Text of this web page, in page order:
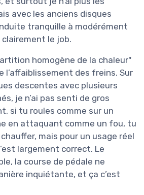
avec les anciens disques
tranquille à modérément
le job.
homogène de la chaleur"
l’affaiblissement des freins. Sur
descentes avec plusieurs
je n’ai pas senti de gros
si tu roules comme sur un
en attaquant comme un fou, tu
mais pour un usage réel
largement correct. Le
la course de pédale ne
inquiétante, et ça c’est